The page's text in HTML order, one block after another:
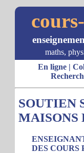
maths,
En ligne|
SOUTIEN
MAISONS
DES COURS